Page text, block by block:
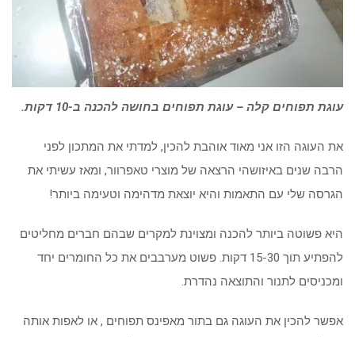
עוגת תפוחים קלה – עוגת תפוחים בחושה להכנה ב-10 דקות.
את העוגה הזו אני מאוד אוהבת להכין, למדתי את המתכון לפני
הרבה שנים באיזושהי הרצאה של מוצרי טאפרוור, ומאז עשיתי את
הגרסה שלי עם התאמות והיא יוצאת מדהימה וטעימה ביותר!
היא פשוטה ביותר להכנה ומצוינת למקרים שבהם חברים מחליטים
להפתיע תוך 15-30 דקות. פשוט מערבבים את כל החומרים יחד
ומכניסים לתנור והתוצאה נהדרת.
אפשר להכין את העוגה גם בתור מאפינס תפוחים , או לאפות אותה